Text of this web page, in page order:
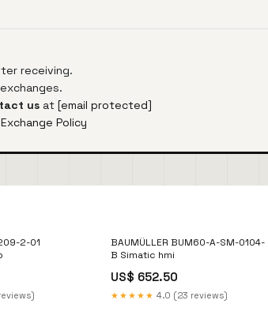
receiving.
us at [email protected]
Policy
2-01
BAUMÜLLER BUM60-A-SM-0104-
B Simatic hmi
US$ 652.50
★★★★★ 4.0 (23 reviews)